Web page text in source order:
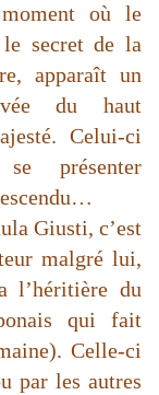
où le
secret de la
apparaît un
du haut
Celui-ci
présenter
Giusti, c’est
malgré lui,
l’héritière du
qui fait
Celle-ci
par les autres